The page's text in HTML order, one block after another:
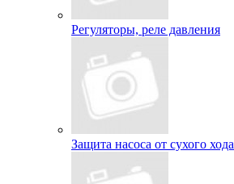
Регуляторы, реле давления
Защита насоса от сухого хода